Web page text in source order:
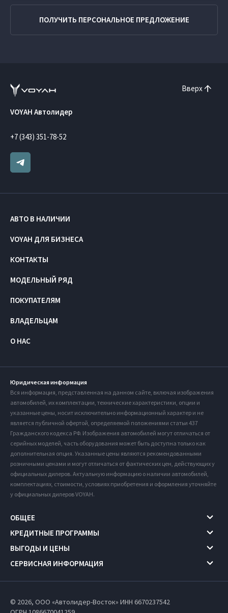
ПОЛУЧИТЬ ПЕРСОНАЛЬНОЕ ПРЕДЛОЖЕНИЕ
Вверх
VOYAH Автолидер
+7 (343) 351-78-52
АВТО В НАЛИЧИИ
VOYAH ДЛЯ БИЗНЕСА
КОНТАКТЫ
МОДЕЛЬНЫЙ РЯД
ПОКУПАТЕЛЯМ
ВЛАДЕЛЬЦАМ
О НАС
Юридическая информация
Вся информация, представленная на данном сайте, включая изображения
автомобилей, их комплектации, технические характеристики, опции и
указанные цены, носит исключительно информационный характер и не
является публичной офертой, определяемой положениями статьи 437
Гражданского кодекса РФ. Изображения автомобилей могут отличаться от
серийных моделей, часть оборудования может быть доступна только как
дополнительная опция. Указанные цены являются рекомендованными
розничными ценами и могут отличаться от фактических цен, действующих у
официальных дилеров. Актуальную информацию о наличии автомобилей,
комплектациях, стоимости, условиях приобретения и оформления уточняйте
у официальных дилеров VOYAH.
ОБЩЕЕ
КРЕДИТНЫЕ ПРОГРАММЫ
ВЫГОДЫ И ЦЕНЫ
СЕРВИСНАЯ ИНФОРМАЦИЯ
© 2026, ООО «Автолидер-Восток» ИНН 6670237542